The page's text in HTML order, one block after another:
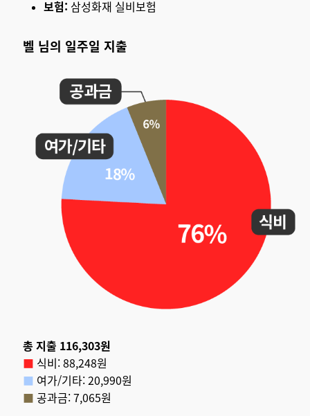
보험: 삼성화재 실비보험
벨 님의 일주일 지출
총 지출 116,303원
■ 식비: 88,248원
■ 여가/기타: 20,990원
■ 공과금: 7,065원